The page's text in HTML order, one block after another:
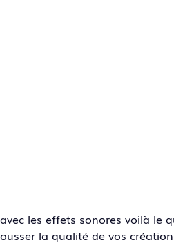
les effets sonores voilà le
la qualité de vos